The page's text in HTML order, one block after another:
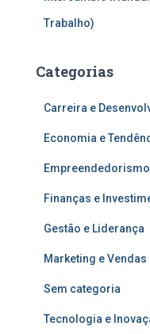
Trabalho)
Categorias
Carreira e
Economia e
Finanças e
Gestão e Liderança
Marketing e Vendas
Sem categoria
Tecnologia e